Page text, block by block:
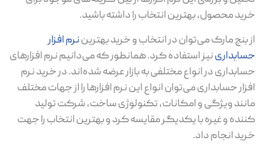
خرید محصول، بهترین انتخاب را داشته باشید.
از بنچ مارک می‌توان در انتخاب و خرید بهتریننرم افزار
حسابدارینیز استفاده کرد. همانطور که می‌دانیم نرم افزارهای
حسابداری در انواع مختلفی به بازار عرضه شده‌اند. در خرید نرم
افزار حسابداری می‌توان انواع این نرم افزارها را از جهات مختلف
مانند ویژگی و امکانات، تکنولوژی ساخت، شرکت تولید
کننده و غیره با یکدیگر مقایسه کرد و بهترین انتخاب را جهت
خرید انجام داد.